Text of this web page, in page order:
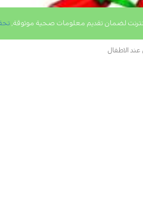
لضمان تقديم معلومات صحية موثوقة,
عند الاطفال